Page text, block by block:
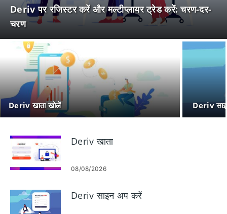
Deriv पर रजिस्टर करें और मल्टीप्लायर ट्रेड करें: चरण-दर-
चरण
Deriv खाता खोलें Deriv
Deriv खाता
08/08/2026
Deriv साइन अप करें